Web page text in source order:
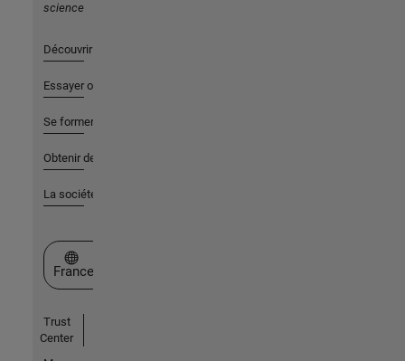
science
Découvrir les produits
Essayer ou acheter
Se former
Obtenir de l'aide
La société
Sélectionner un site web
France
Trust
Center